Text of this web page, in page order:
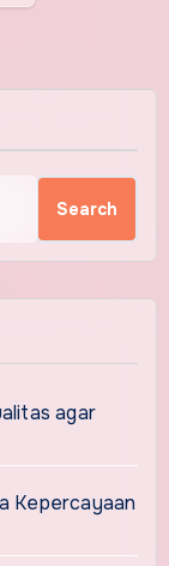
Search
agar
Kepercayaan